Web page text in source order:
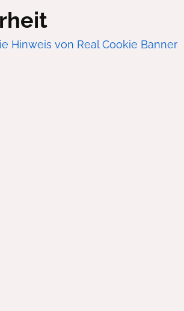
Hinweis von Real Cookie Banner